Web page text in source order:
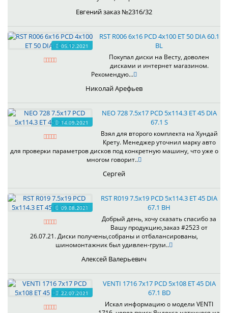
Евгений заказ №2316/32
05.12.2021
RST R006 6x16 PCD 4x100 ET 50 DIA 60.1
BL
Покупал диски на Весту, доволен
дисками и интернет магазином.
Рекомендую...
Николай Арефьев
14.09.2021
NEO 728 7.5x17 PCD 5x114.3 ET 45 DIA
67.1 S
Взял для второго комплекта на Хундай
Крету. Менеджер уточнил марку авто
для проверки параметров дисков под конкретную машину, что уже о
многом говорит..
Сергей
09.08.2021
RST R019 7.5x19 PCD 5x114.3 ET 45 DIA
67.1 BH
Добрый день, хочу сказать спасибо за
Вашу продукцию,заказ #2523 от
26.07.21. Диски получены,собраны и отбалансированы,
шиномонтажник был удивлен-грузи..
Алексей Валерьевич
22.07.2021
VENTI 1716 7x17 PCD 5x108 ET 45 DIA
67.1 BD
Искал информацию о модели VENTI